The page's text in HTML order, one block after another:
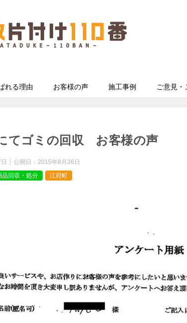
れる理由 お客様の声 施工事例 ご意見・
てゴミの回収 お客様の声
公開日： 2015年8月26日
品回収・処分 江府町